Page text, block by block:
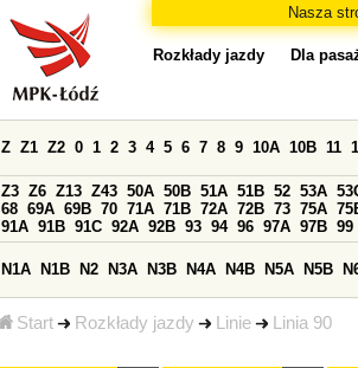
Nasza
Start Rozkłady jazdy Linie Linia 90
Rozkłady jazdy Dla
Z Z1 Z2 0 1 2 3 4 5 6 7 8 9 10A 10B 11
Z3 Z6 Z13 Z43 50A 50B 51A 51B 52 53A
68 69A 69B 70 71A 71B 72A 72B 73 75A
91A 91B 91C 92A 92B 93 94 96 97A 97B 99
N1A N1B N2 N3A N3B N4A N4B N5A N5B